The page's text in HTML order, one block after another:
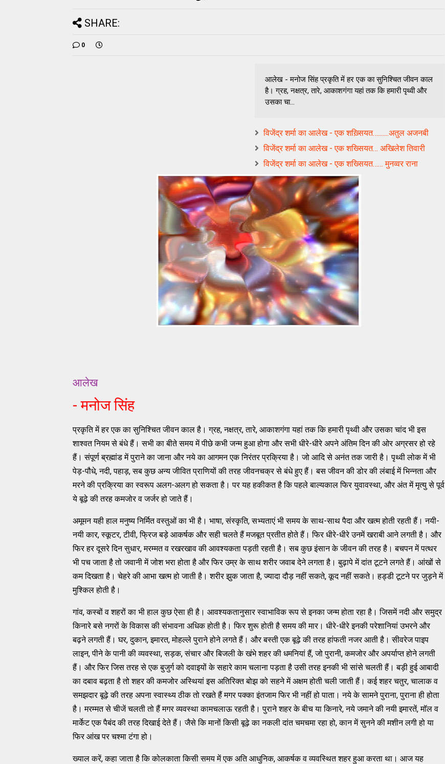
SHARE:
0
आलेख - मनोज सिंह प्रकृति में हर एक का सुनिश्चित जीवन काल
है। ग्रह, नक्षत्र, तारे, आकाशगंगा यहां तक कि हमारी पृथ्वी और
उसका चा...
विजेंद्र शर्मा का आलेख - एक शख़्सियत….......अतुल अजनबी
विजेंद्र शर्मा का आलेख - एक शख्सियत… अखिलेश तिवारी
विजेंद्र शर्मा का आलेख - एक शख्सियत…… मुनव्वर राना
आलेख
- मनोज सिंह
प्रकृति में हर एक का सुनिश्चित जीवन काल है। ग्रह, नक्षत्र, तारे, आकाशगंगा यहां तक कि हमारी पृथ्वी और उसका चांद भी इस
शाश्वत नियम से बंधे हैं। सभी का बीते समय में पीछे कभी जन्म हुआ होगा और सभी धीरे-धीरे अपने अंतिम दिन की ओर अग्रसर हो रहे
हैं। संपूर्ण ब्रह्मांड में पुराने का जाना और नये का आगमन एक निरंतर प्रक्रिया है। जो आदि से अनंत तक जारी है। पृथ्वी लोक में भी
पेड़-पौधे, नदी, पहाड़, सब कुछ अन्य जीवित प्राणियों की तरह जीवनचक्र से बंधे हुए हैं। बस जीवन की डोर की लंबाई में भिन्नता और
मरने की प्रक्रिया का स्वरूप अलग-अलग हो सकता है। पर यह हकीकत है कि पहले बाल्यकाल फिर युवावस्था, और अंत में मृत्यु से पूर्व
ये बूढ़े की तरह कमजोर व जर्जर हो जाते हैं।
अमूमन यही हाल मनुष्य निर्मित वस्तुओं का भी है। भाषा, संस्कृति, सभ्यताएं भी समय के साथ-साथ पैदा और खत्म होती रहती हैं। नयी-
नयी कार, स्कूटर, टीवी, फ्रिज बड़े आकर्षक और सही चलते हैं मजबूत प्रतीत होते हैं। फिर धीरे-धीरे उनमें खराबी आने लगती है। और
फिर हर दूसरे दिन सुधार, मरम्मत व रखरखाव की आवश्यकता पड़ती रहती है। सब कुछ इंसान के जीवन की तरह है। बचपन में पत्थर
भी पच जाता है तो जवानी में जोश भरा होता है और फिर उम्र के साथ शरीर जवाब देने लगता है। बुढ़ापे में दांत टूटने लगते हैं। आंखों से
कम दिखता है। चेहरे की आभा खत्म हो जाती है। शरीर झुक जाता है, ज्यादा दौड़ नहीं सकते, कूद नहीं सकते। हड्डी टूटने पर जुड़ने में
मुश्किल होती है।
गांव, कस्बों व शहरों का भी हाल कुछ ऐसा ही है। आवश्यकतानुसार स्वाभाविक रूप से इनका जन्म होता रहा है। जिसमें नदी और समुद्र
किनारे बसे नगरों के विकास की संभावना अधिक होती है। फिर शुरू होती है समय की मार। धीरे-धीरे इनकी परेशानियां उभरने और
बढ़ने लगती हैं। घर, दुकान, इमारत, मोहल्ले पुराने होने लगते हैं। और बस्ती एक बूढ़े की तरह हांफती नजर आती है। सीवरेज पाइप
लाइन, पीने के पानी की व्यवस्था, सड़क, संचार और बिजली के खंभे शहर की धमनियां हैं, जो पुरानी, कमजोर और अपर्याप्त होने लगती
हैं। और फिर जिस तरह से एक बुजुर्ग को दवाइयों के सहारे काम चलाना पड़ता है उसी तरह इनकी भी सांसे चलती हैं। बड़ी हुई आबादी
का दबाव बढ़ता है तो शहर की कमजोर अस्थियां इस अतिरिक्त बोझ को सहने में अक्षम होती चली जाती हैं। कई शहर चतुर, चालाक व
समझदार बूढ़े की तरह अपना स्वास्थ्य ठीक तो रखते हैं मगर पक्का इंतजाम फिर भी नहीं हो पाता। नये के सामने पुराना, पुराना ही होता
है। मरम्मत से चीजें चलती तो हैं मगर व्यवस्था कामचलाऊ रहती है। पुराने शहर के बीच या किनारे, नये जमाने की नयी इमारतें, मॉल व
मार्केट एक पैबंद की तरह दिखाई देते हैं। जैसे कि मानों किसी बूढ़े का नकली दांत चमचमा रहा हो, कान में सुनने की मशीन लगी हो या
फिर आंख पर चश्मा टंगा हो।
ख्याल करें, कहा जाता है कि कोलकाता किसी समय में एक अति आधुनिक, आकर्षक व व्यवस्थित शहर हुआ करता था। आज यह